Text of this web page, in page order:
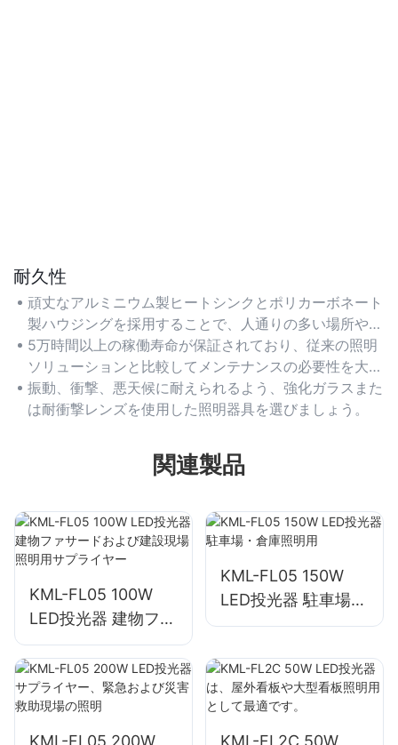
耐久性
頑丈なアルミニウム製ヒートシンクとポリカーボネート
製ハウジングを採用することで、人通りの多い場所や産
業環境でも長寿命を実現しています。
5万時間以上の稼働寿命が保証されており、従来の照明
ソリューションと比較してメンテナンスの必要性を大幅
に削減します。
振動、衝撃、悪天候に耐えられるよう、強化ガラスまた
は耐衝撃レンズを使用した照明器具を選びましょう。
関連製品
KML-FL05 100W
LED投光器 建物ファ
サードおよび建設現
場照明用サプライヤ
ー
KML-FL05 150W
LED投光器 駐車場・
倉庫照明用
KML-FL05 200W KML-FL2C 50W